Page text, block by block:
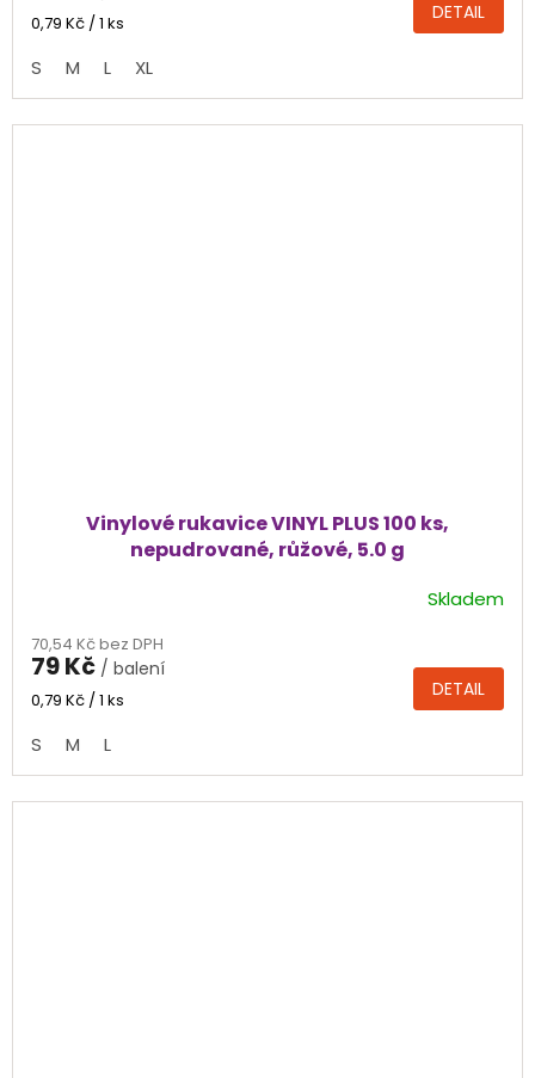
4,2
5
hvězdiček.
Měrná
0,79 Kč / 1 ks DETAIL
S M L XL
Vinylové rukavice VINYL PLUS 100 ks,
nepudrované, růžové, 5.0 g
produktu
je
4,7
5
hvězdiček.
Skladem
70,54 Kč bez DPH
79 Kč / balení
Měrná
0,79 Kč / 1 ks DETAIL
S M L